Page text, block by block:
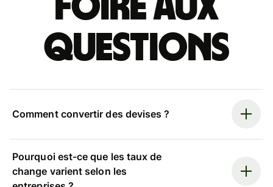
Foire aux
questions
Comment convertir des devises ?
Pourquoi est-ce que les taux de
change varient selon les